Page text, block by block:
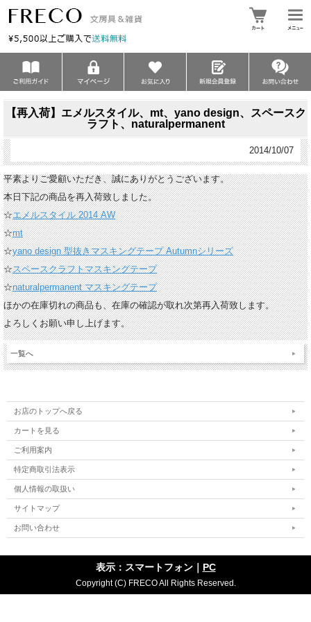
【再入荷】エメルスタイル、mt、yano design、スペースク
ラフト、naturalpermanent
2014/10/07
平素よりご愛顧いただき、誠にありがとうございます。
本日下記の商品を再入荷致しました。
☆エメルスタイル 2014 AW
☆mt
☆yano design 型抜きマスキングテープ Autumnシリーズ
☆スペースクラフトマスキングテープ
☆naturalpermanent マスキングテープ
ほかの在庫切れの商品も、在庫の確認が取れ次第再入荷致します。
よろしくお願い申し上げます。
一覧へ
お店のトップへ戻る
カートを見る
ご利用案内
特定商取引法表示
個人情報の取扱い
サイトマップ
お問い合わせ
表示：スマートフォン｜ PC
Copyright (C) FRECO All Rights Reserved.